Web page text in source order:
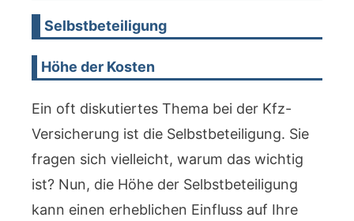
Selbstbeteiligung
Höhe der Kosten
Ein oft diskutiertes Thema bei der Kfz-
Versicherung ist die Selbstbeteiligung. Sie
fragen sich vielleicht, warum das wichtig
ist? Nun, die Höhe der Selbstbeteiligung
kann einen erheblichen Einfluss auf Ihre